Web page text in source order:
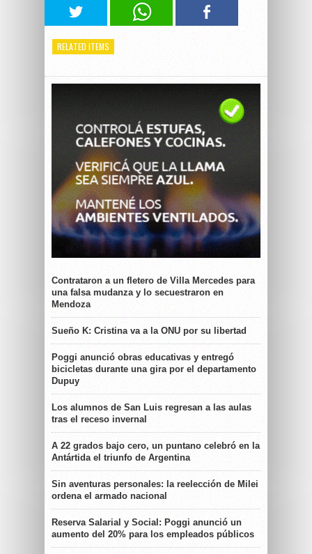
RELATED ITEMS
Contrataron a un fletero de Villa Mercedes para
una falsa mudanza y lo secuestraron en
Mendoza
Sueño K: Cristina va a la ONU por su libertad
Poggi anunció obras educativas y entregó
bicicletas durante una gira por el departamento
Dupuy
Los alumnos de San Luis regresan a las aulas
tras el receso invernal
A 22 grados bajo cero, un puntano celebró en la
Antártida el triunfo de Argentina
Sin aventuras personales: la reelección de Milei
ordena el armado nacional
Reserva Salarial y Social: Poggi anunció un
aumento del 20% para los empleados públicos